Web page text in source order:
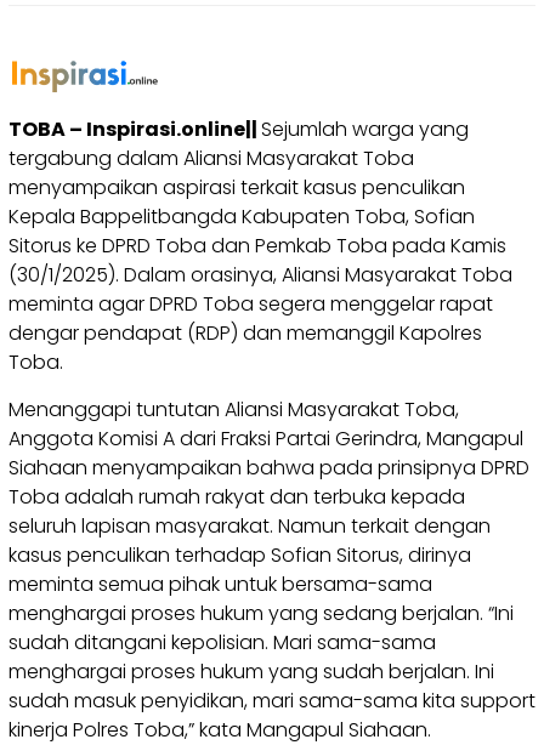
TOBA – Inspirasi.online||Sejumlah warga yang
tergabung dalam Aliansi Masyarakat Toba
menyampaikan aspirasi terkait kasus penculikan
Kepala Bappelitbangda Kabupaten Toba, Sofian
Sitorus ke DPRD Toba dan Pemkab Toba pada Kamis
(30/1/2025). Dalam orasinya, Aliansi Masyarakat Toba
meminta agar DPRD Toba segera menggelar rapat
dengar pendapat (RDP) dan memanggil Kapolres
Toba.
Menanggapi tuntutan Aliansi Masyarakat Toba,
Anggota Komisi A dari Fraksi Partai Gerindra, Mangapul
Siahaan menyampaikan bahwa pada prinsipnya DPRD
Toba adalah rumah rakyat dan terbuka kepada
seluruh lapisan masyarakat. Namun terkait dengan
kasus penculikan terhadap Sofian Sitorus, dirinya
meminta semua pihak untuk bersama-sama
menghargai proses hukum yang sedang berjalan. “Ini
sudah ditangani kepolisian. Mari sama-sama
menghargai proses hukum yang sudah berjalan. Ini
sudah masuk penyidikan, mari sama-sama kita support
kinerja Polres Toba,” kata Mangapul Siahaan.